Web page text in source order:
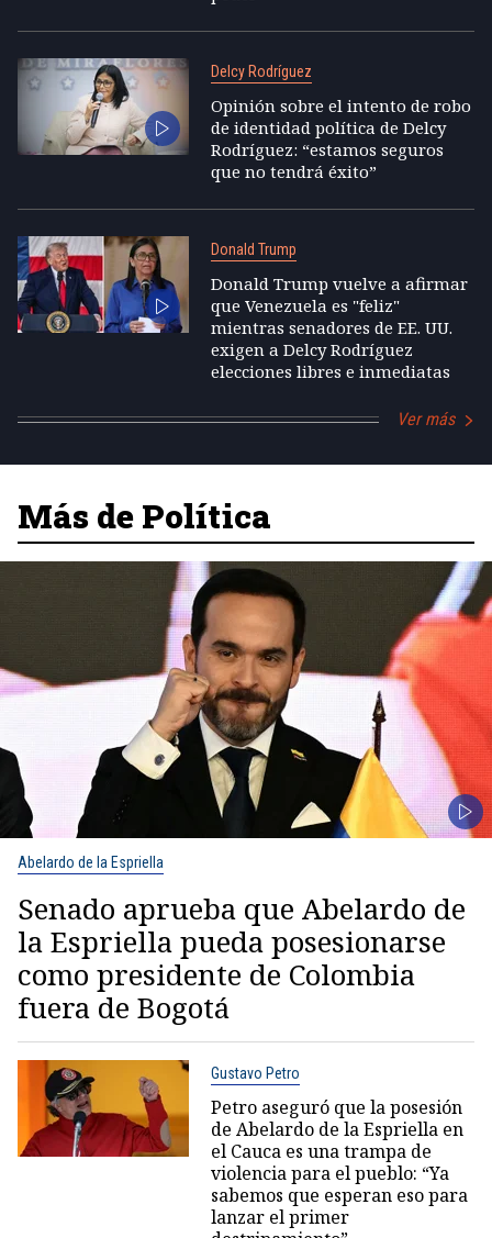
Delcy Rodríguez
Opinión sobre el intento de robo
de identidad política de Delcy
Rodríguez: “estamos seguros
que no tendrá éxito”
Donald Trump
Donald Trump vuelve a afirmar
que Venezuela es "feliz"
mientras senadores de EE. UU.
exigen a Delcy Rodríguez
elecciones libres e inmediatas
Ver más
Más de Política
Abelardo de la Espriella
Senado aprueba que Abelardo de
la Espriella pueda posesionarse
como presidente de Colombia
fuera de Bogotá
Gustavo Petro
Petro aseguró que la posesión
de Abelardo de la Espriella en
el Cauca es una trampa de
violencia para el pueblo: “Ya
sabemos que esperan eso para
lanzar el primer